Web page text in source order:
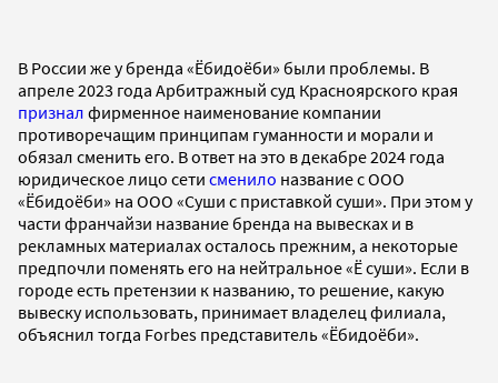
В России же у бренда «Ёбидоёби» были проблемы. В
апреле 2023 года Арбитражный суд Красноярского края
признал фирменное наименование компании
противоречащим принципам гуманности и морали и
обязал сменить его. В ответ на это в декабре 2024 года
юридическое лицо сети сменило название с ООО
«Ёбидоёби» на ООО «Суши с приставкой суши». При этом у
части франчайзи название бренда на вывесках и в
рекламных материалах осталось прежним, а некоторые
предпочли поменять его на нейтральное «Ё суши». Если в
городе есть претензии к названию, то решение, какую
вывеску использовать, принимает владелец филиала,
объяснил тогда Forbes представитель «Ёбидоёби».